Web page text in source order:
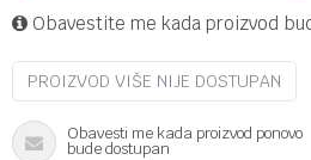
Obavestite me kada proizvod
PROIZVOD VIŠE NIJE DOSTUPAN
Obavesti me kada proizvod ponovo
bude dostupan